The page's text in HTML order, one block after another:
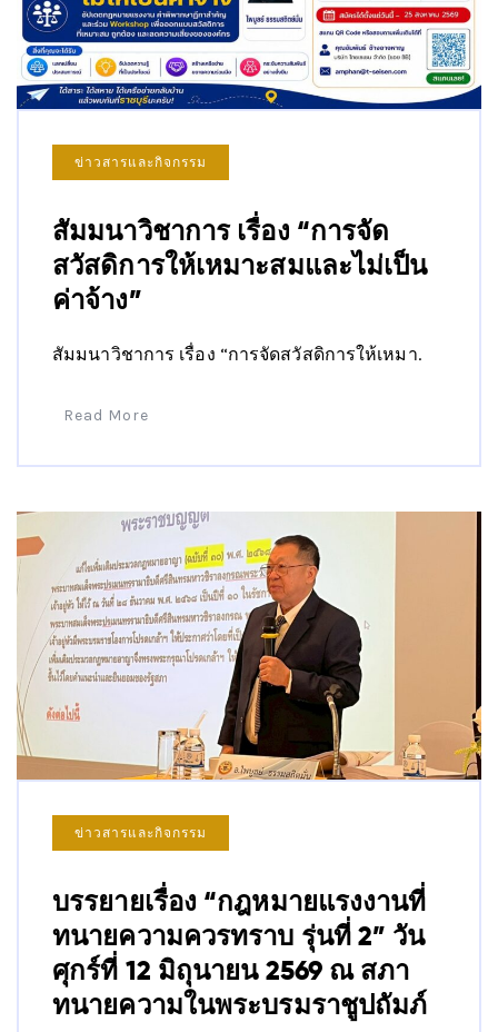
ข่าวสารและกิจกรรม
สัมมนาวิชาการ เรื่อง “การจัด
สวัสดิการให้เหมาะสมและไม่เป็น
ค่าจ้าง”
สัมมนาวิชาการ เรื่อง “การจัดสวัสดิการให้เหมา.
Read More
ข่าวสารและกิจกรรม
บรรยายเรื่อง “กฎหมายแรงงานที่
ทนายความควรทราบ รุ่นที่ 2” วัน
ศุกร์ที่ 12 มิถุนายน 2569 ณ สภา
ทนายความในพระบรมราชูปถัมภ์